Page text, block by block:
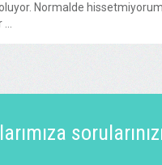
Normalde